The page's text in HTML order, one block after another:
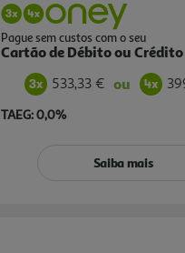
Pague sem custos com o seu
Cartão de Débito ou Crédito
533,33 € ou
TAEG: 0,0%
Saiba mais